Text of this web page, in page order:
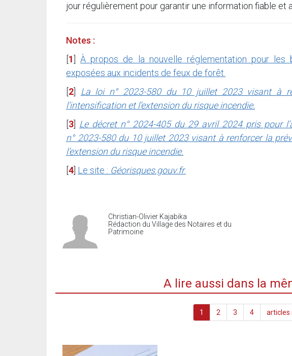
jour régulièrement pour garantir une information fiable et
Notes :
1 ]À propos de la nouvelle réglementation pour les
exposées aux incidents de feux de forêt.
2
La loi n° 2023-580 du 10 juillet 2023 visant à
l’intensification et l’extension du risque incendie.
3 Le décret n° 2024-405 du 29 avril 2024 pris pour
n° 2023-580 du 10 juillet 2023 visant à renforcer la
l’extension du risque incendie.
4 Le site : Géorisques.gouv.fr.
Christian-Olivier Kajabika
Rédaction du Village des Notaires et du
Patrimoine
A lire aussi dans la
1 2 3 4 articles